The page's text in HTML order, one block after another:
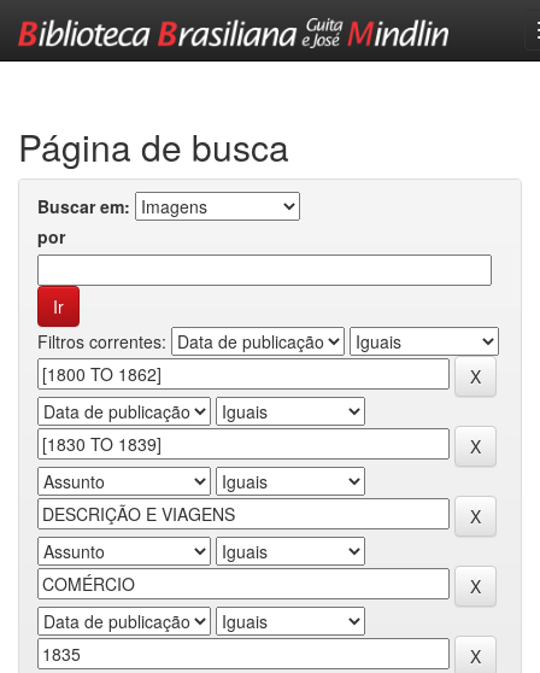
Página de busca
Buscar em:
por
Filtros correntes: